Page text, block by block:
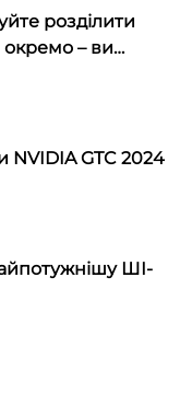
розділити
окремо – ви
NVIDIA GTC 2024
ШІ-